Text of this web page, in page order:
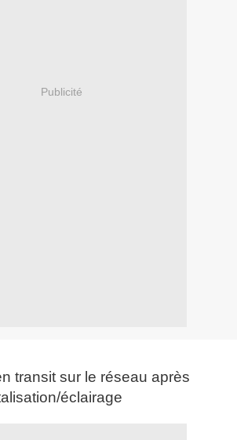
Publicité
transit sur le réseau après
éclairage